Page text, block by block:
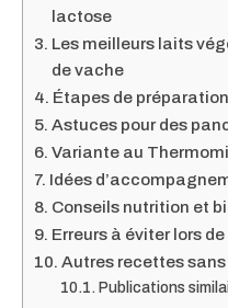
lactose
Les meilleurs laits
de vache
Étapes de
Astuces pour des
Variante au
Idées
Conseils nutrition et
Erreurs à éviter lors
Autres recettes
Publications